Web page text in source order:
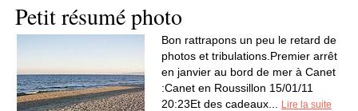
Petit résumé photo
Bon rattrapons un peu le retard de
photos et tribulations.Premier arrêt
en janvier au bord de mer à Canet
:Canet en Roussillon 15/01/11
20:23Et des cadeaux...
Lire la suite